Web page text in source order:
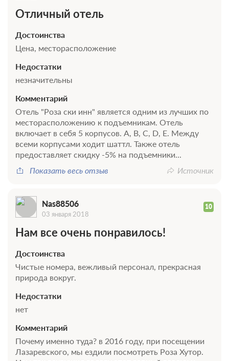
Сменить кол-во гостей
2 фото
Телевизор
2 гостя
В стоимость входит:
Без питания
При отмене оплата не возвращается
Требуется внесение предоплаты в течение 2 часов
Недостаточно мест
Сменить кол-во гостей
Забронировать
Отличный отель
Достоинства
Цена, месторасположение
Недостатки
незначительны
Комментарий
Отель "Роза ски инн" является одним из лучших по
месторасположению к подъемникам. Отель
включает в себя 5 корпусов. A, B, C, D, E. Между
всеми корпусами ходит шаттл. Также отель
предоставляет скидку -5% на подъемники...
Показать весь отзыв
Источник
Nas88506 10
03 января 2018
Нам все очень понравилось!
Достоинства
Чистые номера, вежливый персонал, прекрасная
природа вокруг.
Недостатки
нет
Комментарий
Почему именно туда? в 2016 году, при посещении
Лазаревского, мы ездили посмотреть Роза Хутор.